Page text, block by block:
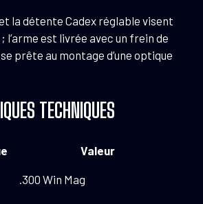
la détente Cadex réglable visent
l’arme est livrée avec un frein de
prête au montage d’une optique
TECHNIQUES
Valeur
.300 Win Mag